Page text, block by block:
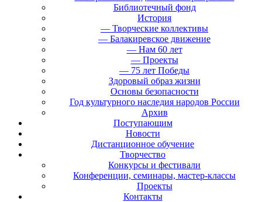
Библиотечный фонд
История
— Творческие коллективы
— Балакиревское движение
— Нам 60 лет
— Проекты
— 75 лет Победы
Здоровый образ жизни
Основы безопасности
Год культурного наследия народов России
Архив
Поступающим
Новости
Дистанционное обучение
Творчество
Конкурсы и фестивали
Конференции, семинары, мастер-классы
Проекты
Контакты